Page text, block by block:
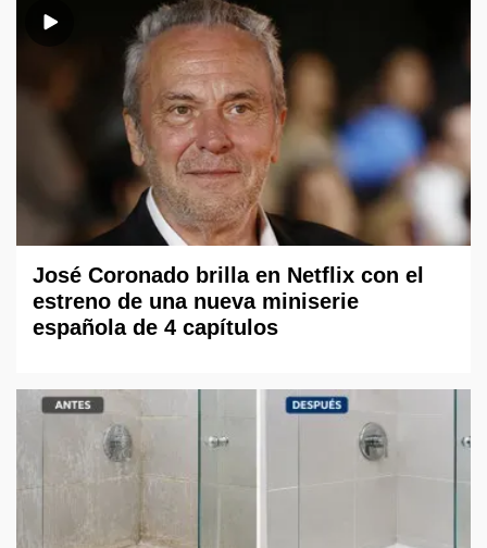
José Coronado brilla en Netflix con el
estreno de una nueva miniserie
española de 4 capítulos